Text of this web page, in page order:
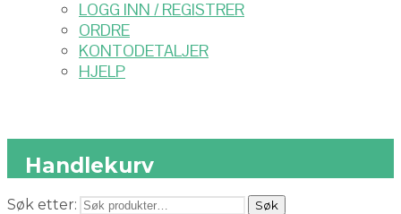
LOGG INN / REGISTRER
ORDRE
KONTODETALJER
HJELP
Handlekurv
Søk etter: Søk